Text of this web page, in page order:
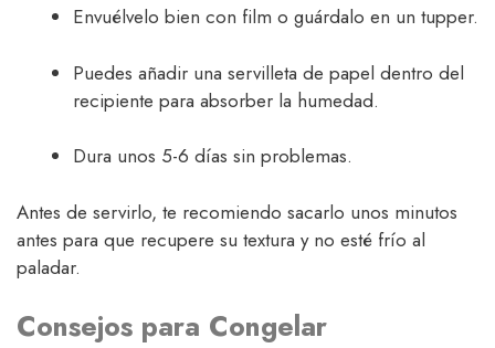
Envuélvelo bien con film o guárdalo en un tupper.
Puedes añadir una servilleta de papel dentro del
recipiente para absorber la humedad.
Dura unos 5-6 días sin problemas.
Antes de servirlo, te recomiendo sacarlo unos minutos
antes para que recupere su textura y no esté frío al
paladar.
Consejos para Congelar